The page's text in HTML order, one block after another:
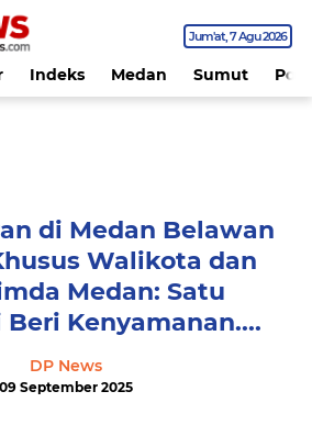
Jum'at 7 Agu 2026
Indeks Medan Sumut
di Medan Belawan
Walikota dan
Medan: Satu
Kenyamanan....
DP News
09 September 2025